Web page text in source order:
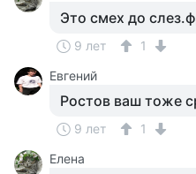
Это смех до
9 лет
1
Евгений
Ростов ваш тоже
9 лет
1
Елена